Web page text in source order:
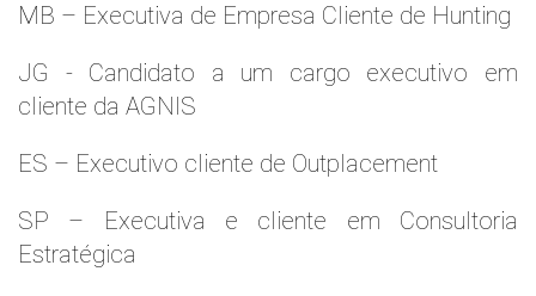
MB – Executiva de Empresa Cliente de Hunting
JG - Candidato a um cargo executivo em
cliente da AGNIS
ES – Executivo cliente de Outplacement
SP – Executiva e cliente em Consultoria
Estratégica